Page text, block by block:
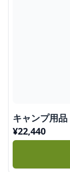
¥22,440